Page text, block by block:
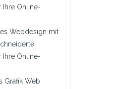
Ihre Online-
Webdesign mit
Ihre Online-
Grafik Web